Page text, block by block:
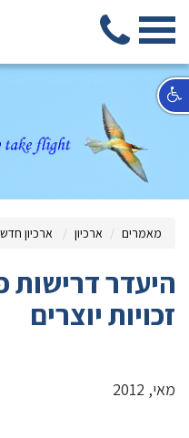
מאמרים ארכיון ארכיון
היעדר דרישות
זכויות יוצרים
מאי, 2012